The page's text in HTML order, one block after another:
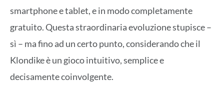
smartphone e tablet, e in modo completamente
gratuito. Questa straordinaria evoluzione stupisce –
sì – ma fino ad un certo punto, considerando che il
Klondike è un gioco intuitivo, semplice e
decisamente coinvolgente.